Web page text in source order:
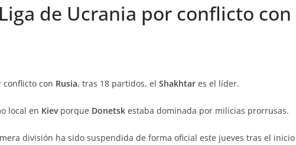
de Ucrania por conflicto con
conflicto con Rusia, tras 18 partidos, el Shakhtar es el líder.
local en Kiev porque Donetsk estaba dominada por milicias prorrusas.
división ha sido suspendida de forma oficial este jueves tras el inicio